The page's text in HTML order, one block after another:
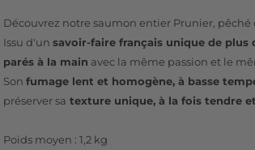
Découvrez notre saumon entier Prunier, pêché
Issu d'unsavoir-faire français unique de plus
parés à la main avec la même passion et le
Sonfumage lent et homogène, à basse
préserver sa texture unique, à la fois tendre
Poids moyen : 1,2 kg